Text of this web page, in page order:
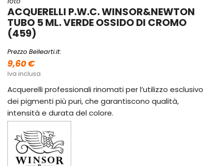
ACQUERELLI P.W.C. WINSOR&NEWTON
TUBO 5 ML. VERDE OSSIDO DI CROMO
(459)
Prezzo Bellearti.it:
9,60 €
Iva inclusa
Acquerelli professionali rinomati per l’utilizzo esclusivo
dei pigmenti più puri, che garantiscono qualità,
intensità e durata del colore.